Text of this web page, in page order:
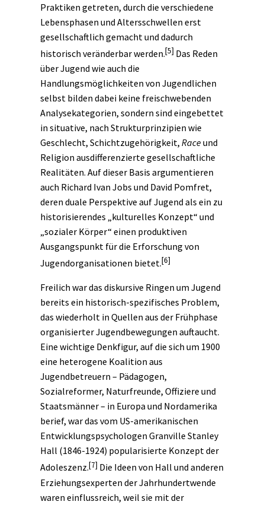
Praktiken getreten, durch die verschiedene
Lebensphasen und Altersschwellen erst
gesellschaftlich gemacht und dadurch
historisch veränderbar werden.[5] Das Reden
über Jugend wie auch die
Handlungsmöglichkeiten von Jugendlichen
selbst bilden dabei keine freischwebenden
Analysekategorien, sondern sind eingebettet
in situative, nach Strukturprinzipien wie
Geschlecht, Schichtzugehörigkeit, Raceund
Religion ausdifferenzierte gesellschaftliche
Realitäten. Auf dieser Basis argumentieren
auch Richard Ivan Jobs und David Pomfret,
deren duale Perspektive auf Jugend als ein zu
historisierendes „kulturelles Konzept“ und
„sozialer Körper“ einen produktiven
Ausgangspunkt für die Erforschung von
Jugendorganisationen bietet.[6]
Freilich war das diskursive Ringen um Jugend
bereits ein historisch-spezifisches Problem,
das wiederholt in Quellen aus der Frühphase
organisierter Jugendbewegungen auftaucht.
Eine wichtige Denkfigur, auf die sich um 1900
eine heterogene Koalition aus
Jugendbetreuern – Pädagogen,
Sozialreformer, Naturfreunde, Offiziere und
Staatsmänner – in Europa und Nordamerika
berief, war das vom US-amerikanischen
Entwicklungspsychologen Granville Stanley
Hall (1846-1924) popularisierte Konzept der
Adoleszenz.[7] Die Ideen von Hall und anderen
Erziehungsexperten der Jahrhundertwende
waren einflussreich, weil sie mit der